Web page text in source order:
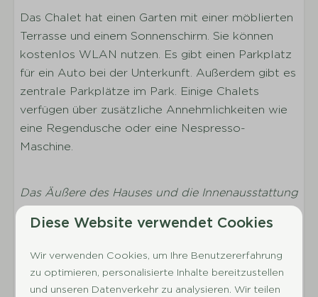
Sanitäranlagen
Anzahl der Badezimmer: 1
Waschbecken
WC im Badezimmer
Außenbereich
Anzahl der Parkplätze bei der
Ferienunterkunft: 1
Fahrradabstellplatz
Das Chalet hat einen Garten mit einer möblierten
Terrasse und einem Sonnenschirm. Sie können
kostenlos WLAN nutzen. Es gibt einen Parkplatz
für ein Auto bei der Unterkunft. Außerdem gibt es
zentrale Parkplätze im Park. Einige Chalets
verfügen über zusätzliche Annehmlichkeiten wie
eine Regendusche oder eine Nespresso-
Maschine.
Das Äußere des Hauses und die Innenausstattung
können je nach Unterkunft variieren.
Bei diesem Unterkunftstyp sind einige
Ausstattungsmerkmalen versehen, um Ihren
Aufenthalt noch angenehmer zu gestalten.
Diese Website verwendet Cookies
Wir verwenden Cookies, um Ihre Benutzererfahrung
zu optimieren, personalisierte Inhalte bereitzustellen
und unseren Datenverkehr zu analysieren. Wir teilen